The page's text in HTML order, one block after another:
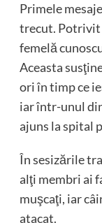
Primele
trecut. Potrivit
femelă
Aceasta
ori în timp ce
iar într-unul
ajuns la spital
În sesizările
alţi membri ai
muşcaţi, iar
atacat.